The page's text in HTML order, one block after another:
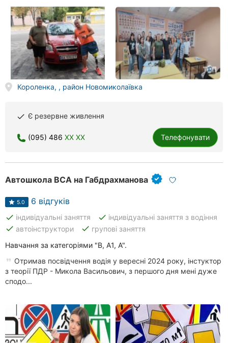
Короленка, , район Новомиколаївка
done Є резервне живлення
(095) 486 XX XX Телефонувати
Автошкола ВСА на Габдрахманова
5.0 6 відгуків
done індивідуальні заняття done індивідуальні заняття з водіння
done автоінструктори done групові заняття
Навчання за категоріями "В, А1, А".
Отримав посвідчення водія у вересні 2024 року, інстуктор
з теорії ПДР - Микола Васильович, з першого дня мені дуже
сподо...